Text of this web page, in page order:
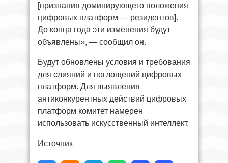
[признания доминирующего положения
цифровых платформ — резидентов].
До конца года эти изменения будут
объявлены», — сообщил он.
Будут обновлены условия и требования
для слияний и поглощений цифровых
платформ. Для выявления
антиконкурентных действий цифровых
платформ комитет намерен
использовать искусственный интеллект.
Источник